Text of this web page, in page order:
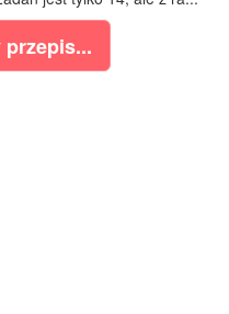
przepis...